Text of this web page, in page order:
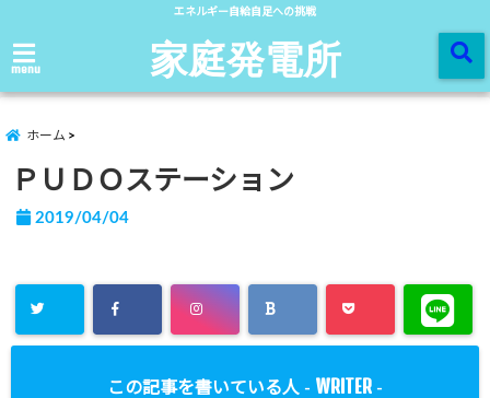
エネルギー自給自足への挑戦
menu 家庭発電所
ホーム
ＰＵＤＯステーション
2019/04/04
この記事を書いている人 - WRITER -